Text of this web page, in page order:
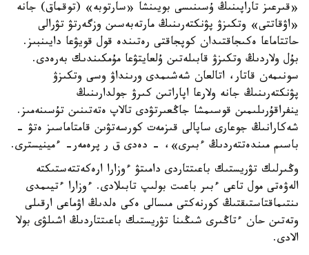
«قىرعىز تاراپىنىڭ ۇسىنىسى بويىنشا «سارتوبە» (توقماق) جانە
«اۋقاتتى» وتكىزۋ پۋنكتەرىنىڭ مارتەبەسىن وزگەرتۋ تۋرالى
حاتتاماعا ەكىجاقتىدان كوپجاقتى رەتىندە قول قويۋعا دايىنبىز.
بۇل ولاردىڭ وتكىزۋ قابىلەتىن ۇلعايتۋعا مۇمكىندىك بەرەدى.
سونىمەن قاتار، اتالعان شەشىمدى ورىنداۋ وسى وتكىزۋ
پۋنكتەرىنىڭ جانە ولارعا اپاراتىن كىرۋ جولدارىنىڭ
ينفراقۇرىلىمىن قوسىمشا جاڭعىرتۋدى تالاپ ەتەتىنىن تۇسىنەمىز.
شەكارانىڭ جوعارى ساپالى قىزمەت كورسەتۋىن قامتاماسىز ەتۋ -
باسىم مىندەتتەردىڭ ءبىرى»، - دەدى ق ر پرەمەر- ءمينيسترى.
وڭىرلىك تۋريستىك باعىتتاردى دامىتۋ ءوزارا ارەكەتتەستىكتە
الەۋەتى مول تاعى ءبىر باعىت بولىپ تابىلادى. ءوزارا ءتيىمدى
ىنتىماقتاستىقتىڭ كورنەكتى مىسالى ەكى ەلدىڭ اۋماعى ارقىلى
وتەتىن حان ءتاڭىرى شىڭىنا تۋريستىك باعىتتاردىڭ اشىلۋى بولا
الادى.